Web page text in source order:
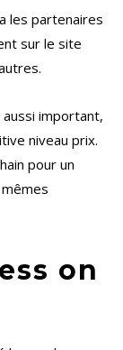
les partenaires
sur le site
important,
niveau prix.
pour un
on